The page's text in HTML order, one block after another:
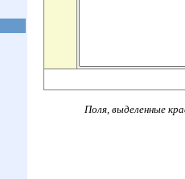
Поля, выделенные